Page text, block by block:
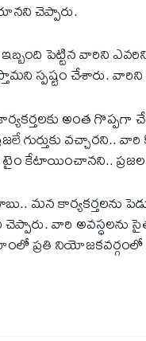
చెప్పారు.
పెట్టిన వారిని
స్పష్టం చేశారు.
అంత
వచ్చారని..
కేటాయించానని.. ప్రజల
మన కార్యకర్తలను
వారి అవస్ధలను
ప్రతి నియోజకవర్గంలో